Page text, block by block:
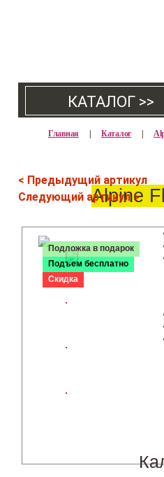
КАТАЛОГ >>
Главная Каталог
< Предыдущий артикул
Следующий артикул >
Alpine
Подложка в подарок
Подъем бесплатно
Скидка